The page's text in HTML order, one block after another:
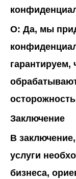
О: Да, мы
гарантируем,
Заключение
В
услуги
бизнеса,